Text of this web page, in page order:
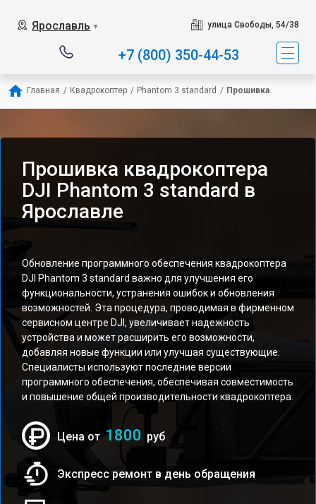
Ярославль ▼ улица Свободы, 54/38
+7 (800) 350-44-53
Главная / Квадрокоптер / Phantom 3 standard / Прошивка
Прошивка квадрокоптера
DJI Phantom 3 standard в
Ярославле
Обновление программного обеспечения квадрокоптера
DJI Phantom 3 standard важно для улучшения его
функциональности, устранения ошибок и обновления
возможностей. Эта процедура, проводимая в фирменном
сервисном центре DJI, увеличивает надежность
устройства и может расширить его возможности,
добавляя новые функции или улучшая существующие.
Специалисты используют последние версии
программного обеспечения, обеспечивая совместимость
и повышение общей производительности квадрокоптера.
Цена от1800 руб
Экспресс ремонт в день обращения